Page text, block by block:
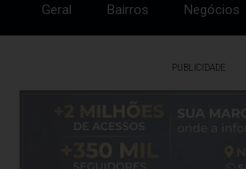
Geral Bairros Negócios
PUBLICIDADE